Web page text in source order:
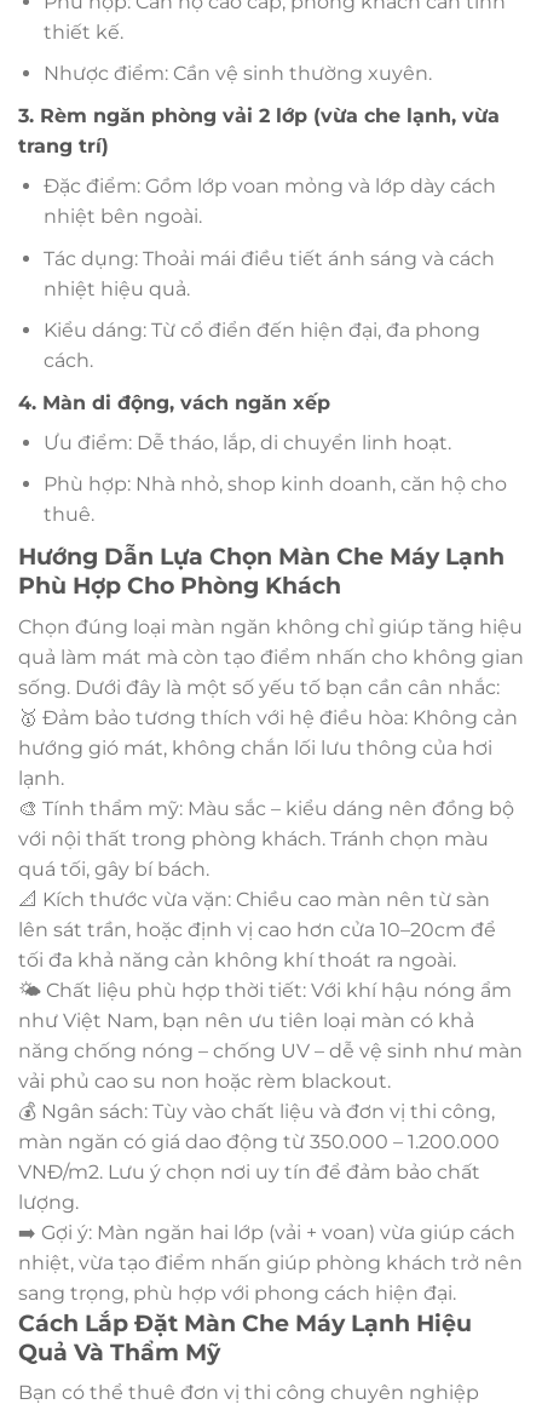
thiết kế.
Nhược điểm: Cần vệ sinh thường xuyên.
3. Rèm ngăn phòng vải 2 lớp (vừa che lạnh, vừa
trang trí)
Đặc điểm: Gồm lớp voan mỏng và lớp dày cách
nhiệt bên ngoài.
Tác dụng: Thoải mái điều tiết ánh sáng và cách
nhiệt hiệu quả.
Kiểu dáng: Từ cổ điển đến hiện đại, đa phong
cách.
4. Màn di động, vách ngăn xếp
Ưu điểm: Dễ tháo, lắp, di chuyển linh hoạt.
Phù hợp: Nhà nhỏ, shop kinh doanh, căn hộ cho
thuê.
Hướng Dẫn Lựa Chọn Màn Che Máy Lạnh
Phù Hợp Cho Phòng Khách
Chọn đúng loại màn ngăn không chỉ giúp tăng hiệu
quả làm mát mà còn tạo điểm nhấn cho không gian
sống. Dưới đây là một số yếu tố bạn cần cân nhắc:
🥇 Đảm bảo tương thích với hệ điều hòa: Không cản
hướng gió mát, không chắn lối lưu thông của hơi
lạnh.
🎨 Tính thẩm mỹ: Màu sắc – kiểu dáng nên đồng bộ
với nội thất trong phòng khách. Tránh chọn màu
quá tối, gây bí bách.
📐 Kích thước vừa vặn: Chiều cao màn nên từ sàn
lên sát trần, hoặc định vị cao hơn cửa 10–20cm để
tối đa khả năng cản không khí thoát ra ngoài.
🌤 Chất liệu phù hợp thời tiết: Với khí hậu nóng ẩm
như Việt Nam, bạn nên ưu tiên loại màn có khả
năng chống nóng – chống UV – dễ vệ sinh như màn
vải phủ cao su non hoặc rèm blackout.
💰 Ngân sách: Tùy vào chất liệu và đơn vị thi công,
màn ngăn có giá dao động từ 350.000 – 1.200.000
VNĐ/m2. Lưu ý chọn nơi uy tín để đảm bảo chất
lượng.
➡️ Gợi ý: Màn ngăn hai lớp (vải + voan) vừa giúp cách
nhiệt, vừa tạo điểm nhấn giúp phòng khách trở nên
sang trọng, phù hợp với phong cách hiện đại.
Cách Lắp Đặt Màn Che Máy Lạnh Hiệu
Quả Và Thẩm Mỹ
Bạn có thể thuê đơn vị thi công chuyên nghiệp